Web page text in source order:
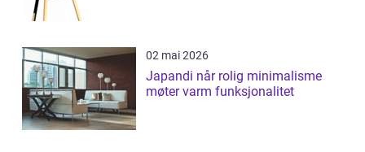
02 mai 2026
Japandi når rolig minimalisme
møter varm funksjonalitet